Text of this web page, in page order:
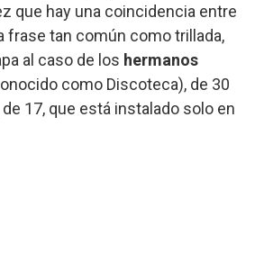
que hay una coincidencia entre
frase tan común como trillada,
al caso de los hermanos
como Discoteca), de 30
de 17, que está instalado solo en